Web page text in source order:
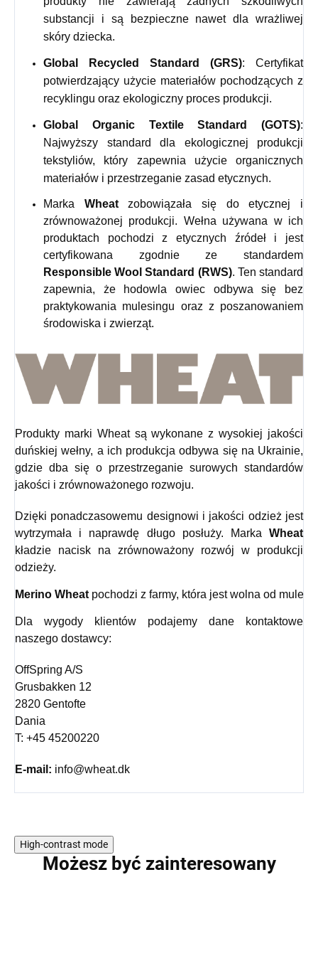
substancji i są bezpieczne nawet dla wrażliwej
skóry dziecka.
Global Recycled Standard (GRS): Certyfikat
potwierdzający użycie materiałów pochodzących z
recyklingu oraz ekologiczny proces produkcji.
Global Organic Textile Standard (GOTS):
Najwyższy standard dla ekologicznej produkcji
tekstyliów, który zapewnia użycie organicznych
materiałów i przestrzeganie zasad etycznych.
Marka Wheatzobowiązała się do etycznej i
zrównoważonej produkcji. Wełna używana w ich
produktach pochodzi z etycznych źródeł i jest
certyfikowana zgodnie ze standardem
Responsible Wool Standard (RWS). Ten standard
zapewnia, że hodowla owiec odbywa się bez
praktykowania mulesingu oraz z poszanowaniem
środowiska i zwierząt.
Produkty marki Wheat są wykonane z wysokiej jakości
duńskiej wełny, a ich produkcja odbywa się na Ukrainie,
gdzie dba się o przestrzeganie surowych standardów
jakości i zrównoważonego rozwoju.
Dzięki ponadczasowemu designowi i jakości odzież jest
wytrzymała i naprawdę długo posłuży. Marka Wheat
kładzie nacisk na zrównoważony rozwój w produkcji
odzieży.
Merino Wheat pochodzi z farmy, która jest wolna od
Dla wygody klientów podajemy dane kontaktowe
naszego dostawcy:
OffSpring A/S
Grusbakken 12
2820 Gentofte
Dania
T: +45 45200220
E-mail: info@wheat.dk
High-contrast mode
Możesz być zainteresowany